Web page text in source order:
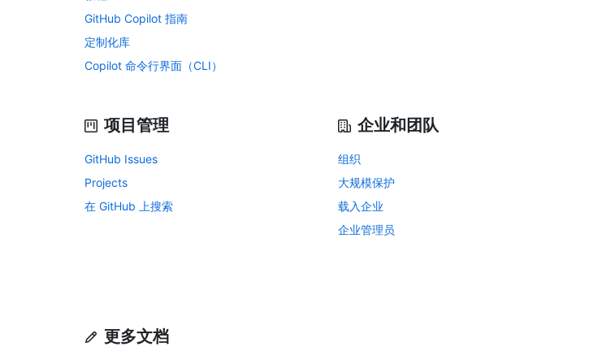
GitHub Copilot 指南
定制化库
Copilot 命令行界面（CLI）
项目管理
GitHub Issues
Projects
在 GitHub 上搜索
企业和团队
组织
大规模保护
载入企业
企业管理员
更多文档